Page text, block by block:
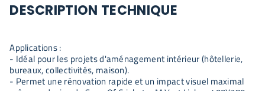
DESCRIPTION TECHNIQUE
Applications :
- Idéal pour les projets d'aménagement intérieur (hôtellerie,
bureaux, collectivités, maison).
- Permet une rénovation rapide et un impact visuel maximal